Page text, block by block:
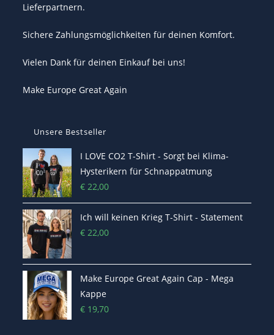
Lieferpartnern.
Sichere Zahlungsmöglichkeiten für deinen Komfort.
Vielen Dank für deinen Einkauf bei uns!
Make Europe Great Again
Unsere Bestseller
I LOVE CO2 T-Shirt - Sorgt bei Klima-
Hysterikern für Schnappatmung
€ 22,00
Ich will keinen Krieg T-Shirt - Statement
€ 22,00
Make Europe Great Again Cap - Mega
Kappe
€ 19,70